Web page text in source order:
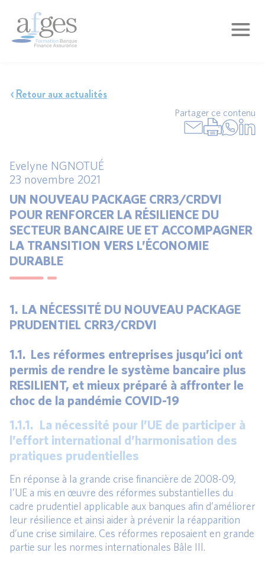
Retour aux actualités
Partager ce contenu
Evelyne NGNOTUÉ
23 novembre 2021
UN NOUVEAU PACKAGE CRR3/CRDVI
POUR RENFORCER LA RÉSILIENCE DU
SECTEUR BANCAIRE UE ET ACCOMPAGNER
LA TRANSITION VERS L’ÉCONOMIE
DURABLE
1. LA NÉCESSITÉ DU NOUVEAU PACKAGE
PRUDENTIEL CRR3/CRDVI
1.1. Les réformes entreprises jusqu’ici ont
permis de rendre le système bancaire plus
RESILIENT, et mieux préparé à affronter le
choc de la pandémie COVID-19
1.1.1. La nécessité pour l’UE de participer à
l’effort international d’harmonisation des
pratiques prudentielles
En réponse à la grande crise financière de 2008-09,
l’UE a mis en œuvre des réformes substantielles du
cadre prudentiel applicable aux banques afin d’améliorer
leur résilience et ainsi aider à prévenir la réapparition
d’une crise similaire. Ces réformes reposaient en grande
partie sur les normes internationales Bâle III.